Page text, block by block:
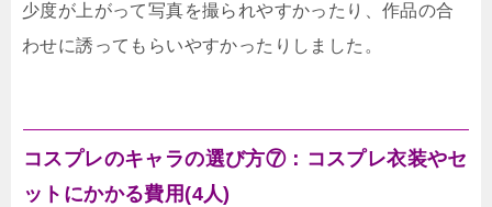
少度が上がって写真を撮られやすかったり、作品の合
わせに誘ってもらいやすかったりしました。
コスプレのキャラの選び方⑦：コスプレ衣装やセ
ットにかかる費用(4人)